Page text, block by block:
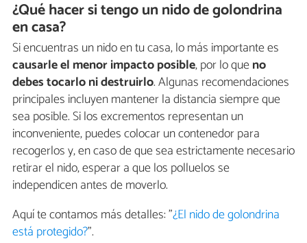
¿Qué hacer si tengo un nido de golondrina
en casa?
Si encuentras un nido en tu casa, lo más importante es
causarle el menor impacto posible, por lo queno
debes tocarlo ni destruirlo. Algunas recomendaciones
principales incluyen mantener la distancia siempre que
sea posible. Si los excrementos representan un
inconveniente, puedes colocar un contenedor para
recogerlos y, en caso de que sea estrictamente necesario
retirar el nido, esperar a que los polluelos se
independicen antes de moverlo.
Aquí te contamos más detalles: "¿El nido de golondrina
está protegido?".